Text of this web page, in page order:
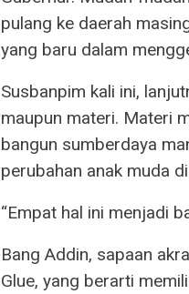
pulang ke daerah
yang baru dalam
Susbanpim kali ini,
maupun materi. Materi
bangun sumberdaya
perubahan anak muda
“Empat hal ini menjadi
Bang Addin, sapaan
Glue, yang berarti